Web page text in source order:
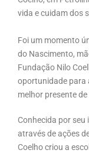
vida e cuidam dos
Foi um momento
do Nascimento,
Fundação Nilo
oportunidade para
melhor presente
Conhecida por
através de ações
Coelho criou a